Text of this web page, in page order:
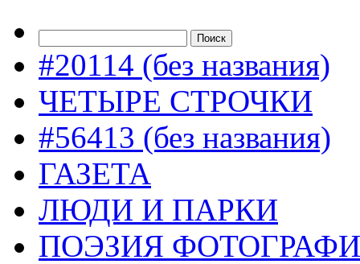
#20114 (без названия)
ЧЕТЫРЕ СТРОЧКИ
#56413 (без названия)
ГАЗЕТА
ЛЮДИ И ПАРКИ
ПОЭЗИЯ